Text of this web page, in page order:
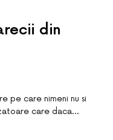
din
pe care nimeni nu si
care daca…